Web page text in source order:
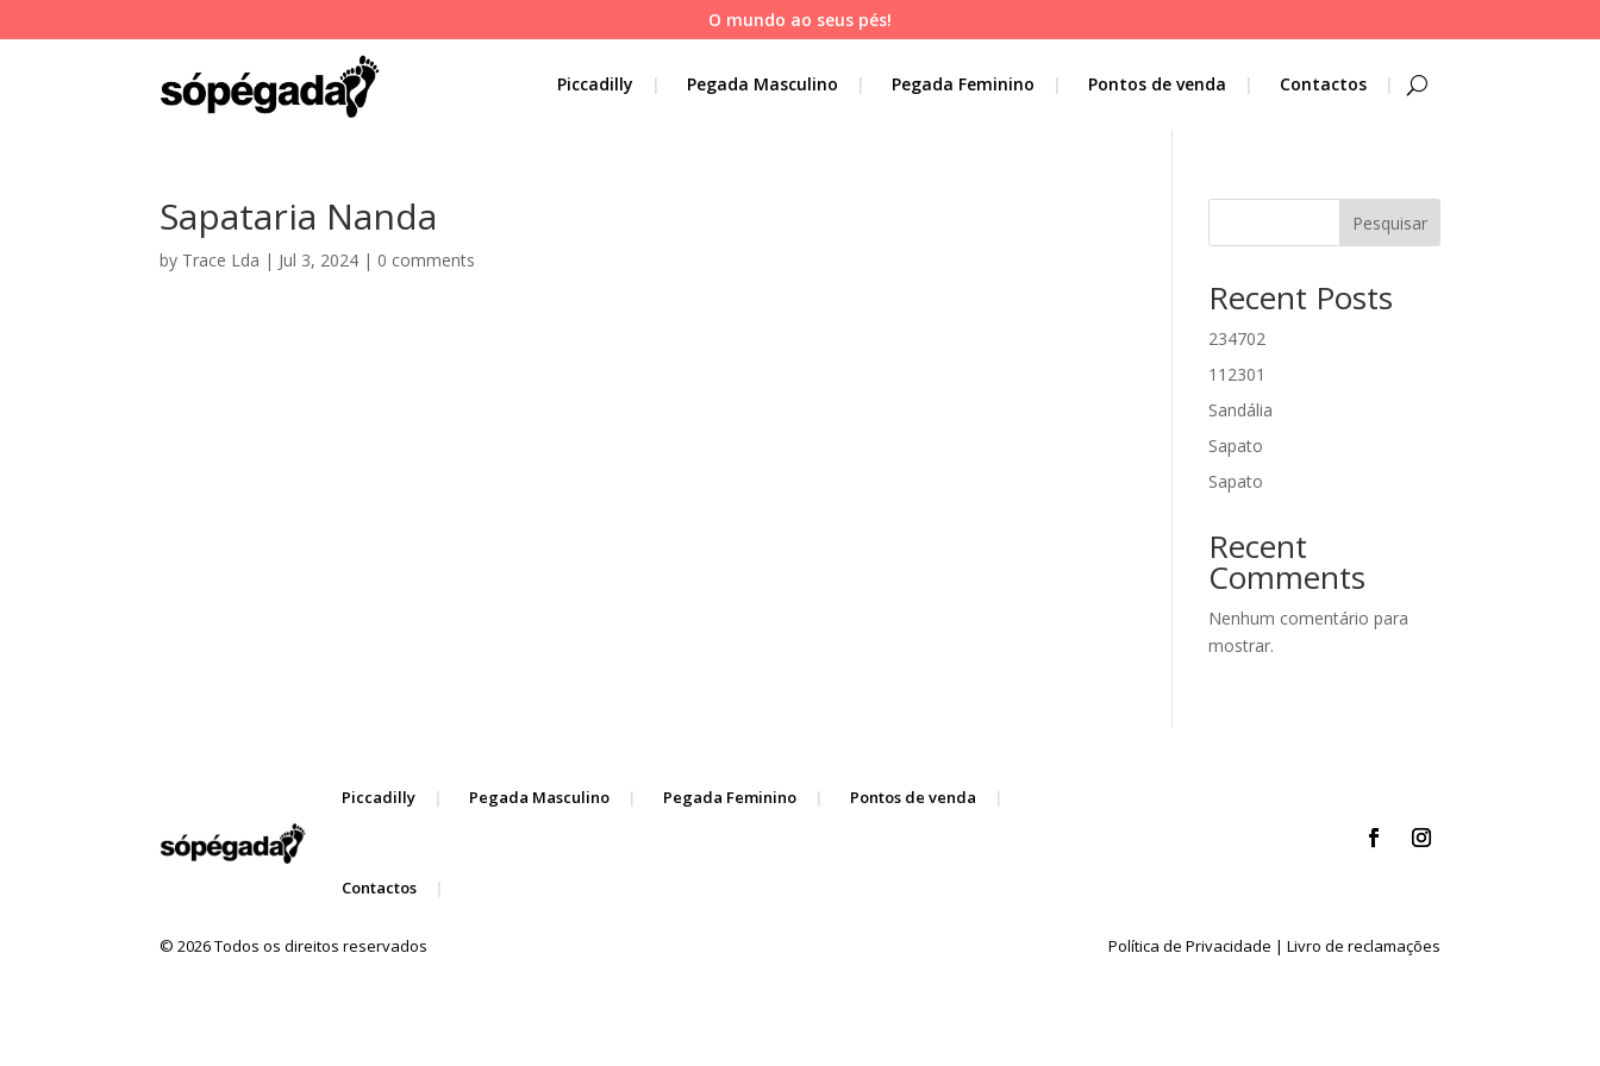
O mundo ao seus pés!
Piccadilly Pegada Masculino Pegada Feminino Pontos de venda Contactos
Sapataria Nanda
by Trace Lda | Jul 3, 2024 | 0 comments
Pesquisar
Recent Posts
234702
112301
Sandália
Sapato
Sapato
Recent
Comments
Nenhum comentário para
mostrar.
Piccadilly Pegada Masculino Pegada Feminino Pontos de venda
Contactos
© 2026 Todos os direitos reservados Política de Privacidade | Livro de reclamações